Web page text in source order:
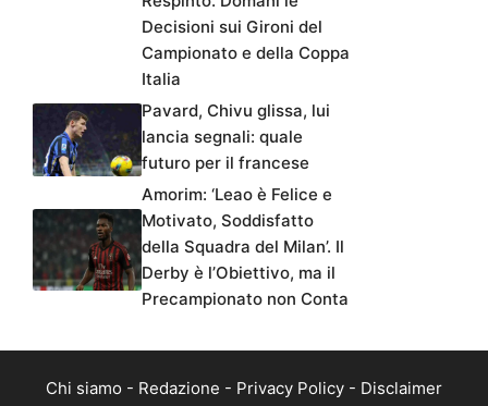
Decisioni sui Gironi del
Campionato e della Coppa
Italia
Pavard, Chivu glissa, lui
lancia segnali: quale
futuro per il francese
Amorim: ‘Leao è Felice e
Motivato, Soddisfatto
della Squadra del Milan’. Il
Derby è l’Obiettivo, ma il
Precampionato non Conta
Chi siamo - Redazione - Privacy Policy - Disclaimer